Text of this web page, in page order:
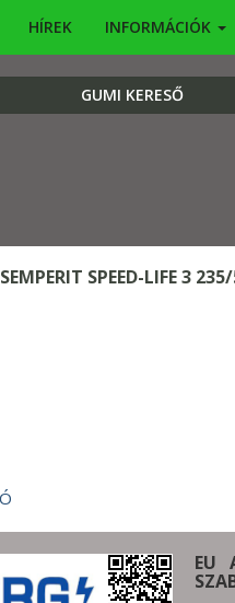
HÍREK INFORMÁCIÓK
GUMI KERESŐ
SEMPERIT SPEED-LIFE 3
EU